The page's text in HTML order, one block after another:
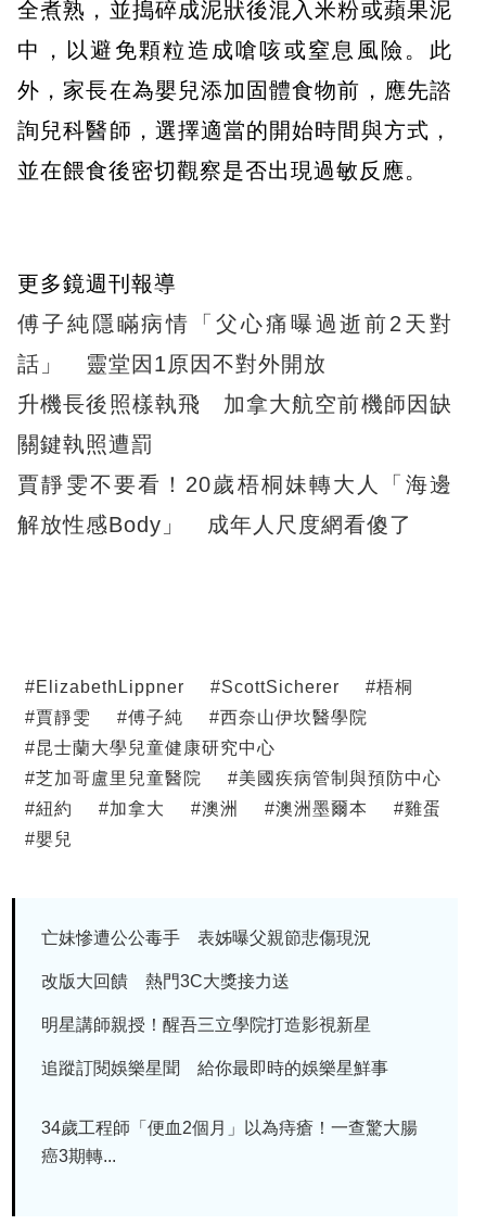
全煮熟，並搗碎成泥狀後混入米粉或蘋果泥
中，以避免顆粒造成嗆咳或窒息風險。此
外，家長在為嬰兒添加固體食物前，應先諮
詢兒科醫師，選擇適當的開始時間與方式，
並在餵食後密切觀察是否出現過敏反應。
更多鏡週刊報導
傅子純隱瞞病情「父心痛曝過逝前2天對
話」 靈堂因1原因不對外開放
升機長後照樣執飛 加拿大航空前機師因缺
關鍵執照遭罰
賈靜雯不要看！20歲梧桐妹轉大人「海邊
解放性感Body」 成年人尺度網看傻了
#ElizabethLippner #ScottSicherer #梧桐
#賈靜雯 #傅子純 #西奈山伊坎醫學院
#昆士蘭大學兒童健康研究中心
#芝加哥盧里兒童醫院 #美國疾病管制與預防中心
#紐約 #加拿大 #澳洲 #澳洲墨爾本 #雞蛋
#嬰兒
亡妹慘遭公公毒手 表姊曝父親節悲傷現況
改版大回饋 熱門3C大獎接力送
明星講師親授！醒吾三立學院打造影視新星
追蹤訂閱娛樂星聞 給你最即時的娛樂星鮮事
34歲工程師「便血2個月」以為痔瘡！一查驚大腸
癌3期轉...